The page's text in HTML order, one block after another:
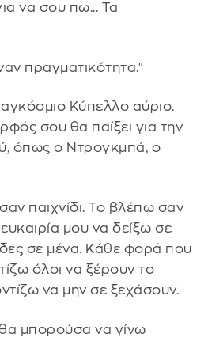
να σου πω... Τα
πραγματικότητα."
Κύπελλο αύριο.
σου θα παίξει για την
όπως ο Ντρογκμπά, ο
παιχνίδι. Το βλέπω σαν
μου να δείξω σε
σε μένα. Κάθε φορά που
όλοι να ξέρουν το
να μην σε ξεχάσουν.
μπορούσα να γίνω